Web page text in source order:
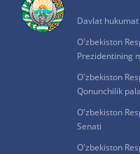
Davlat
O'zbekiston
Prezidentining
O'zbekiston
Qonunchilik
O'zbekiston
Senati
O'zbekiston